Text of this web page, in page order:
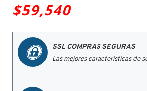
$59,540
SSL COMPRAS SEGURAS
Las mejores características de